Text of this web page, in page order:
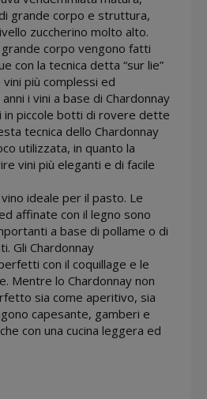
grande corpo e struttura,
zuccherino molto alto.
grande corpo vengono fatti
con la tecnica detta “sur lie”
più complessi ed
i vini a base di Chardonnay
in piccole botti di rovere dette
tecnica dello Chardonnay
utilizzata, in quanto la
vini più eleganti e di facile
ideale per il pasto. Le
affinate con il legno sono
a base di pollame o di
Gli Chardonnay
con il coquillage e le
Mentre lo Chardonnay non
sia come aperitivo, sia
capesante, gamberi e
con una cucina leggera ed